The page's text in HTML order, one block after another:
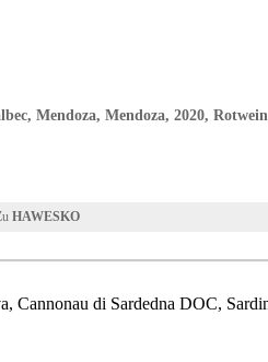
Mendoza, Mendoza, 2020, Rotwein
HAWESKO